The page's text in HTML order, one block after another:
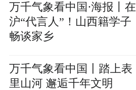
万千气象看中国·海报丨在
沪“代言人”！山西籍学子
畅谈家乡
万千气象看中国丨踏上表
里山河 邂逅千年文明